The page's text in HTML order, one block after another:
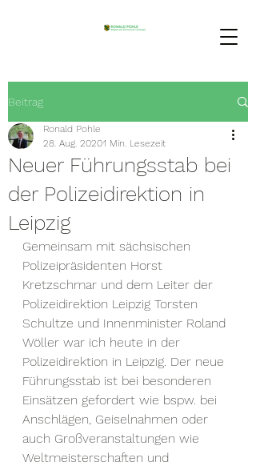
Beitrag
Neuer Führungsstab bei
der Polizeidirektion in
Leipzig
Ronald Pohle
28. Aug. 20201 Min. Lesezeit
Gemeinsam mit sächsischen
Polizeipräsidenten Horst
Kretzschmar und dem Leiter der
Polizeidirektion Leipzig Torsten
Schultze und Innenminister Roland
Wöller war ich heute in der
Polizeidirektion in Leipzig. Der neue
Führungsstab ist bei besonderen
Einsätzen gefordert wie bspw. bei
Anschlägen, Geiselnahmen oder
auch Großveranstaltungen wie
Weltmeisterschaften und